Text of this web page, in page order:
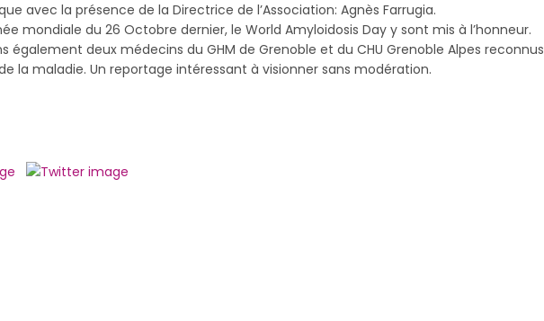
avec la présence de la Directrice de l’Association: Agnès Farrugia.
mondiale du 26 Octobre dernier, le World Amyloidosis Day y sont mis à l’honneur.
également deux médecins du GHM de Grenoble et du CHU Grenoble Alpes reconnus
la maladie. Un reportage intéressant à visionner sans modération.